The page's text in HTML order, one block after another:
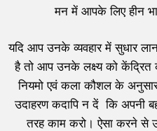
मन में आपके लिए हीन
यदि आप उनके व्यवहार में सुधार
है तो आप उनके लक्ष्य को केंद्रित
नियमो एवं कला कौशल के
उदाहरण कदापि न दें कि अपनी
तरह काम करो। ऐसा करने से